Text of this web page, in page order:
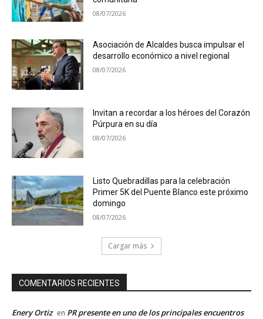
08/07/2026
Asociación de Alcaldes busca impulsar el
desarrollo económico a nivel regional
08/07/2026
Invitan a recordar a los héroes del Corazón
Púrpura en su día
08/07/2026
Listo Quebradillas para la celebración
Primer 5K del Puente Blanco este próximo
domingo
08/07/2026
Cargar más
COMENTARIOS RECIENTES
Enery Ortiz en PR presente en uno de los principales encuentros